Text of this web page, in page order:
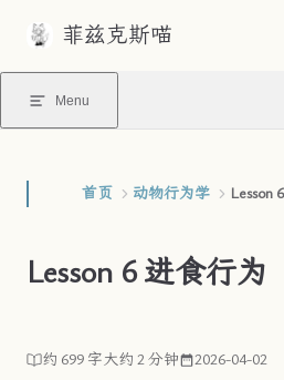
Skip to content
菲兹克斯喵
Menu
首页 动物行为学 Lesson
Lesson 6 进食行为
约 699 字大约 2 分钟 2026-04-02